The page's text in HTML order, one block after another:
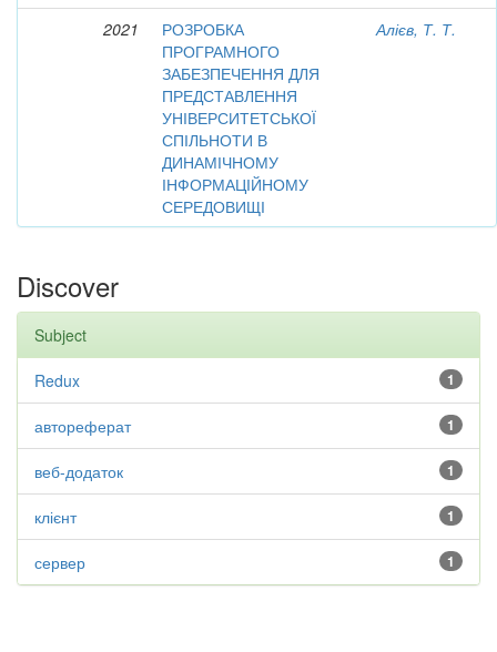
2021
РОЗРОБКА
ПРОГРАМНОГО
ЗАБЕЗПЕЧЕННЯ ДЛЯ
ПРЕДСТАВЛЕННЯ
УНІВЕРСИТЕТСЬКОЇ
СПІЛЬНОТИ В
ДИНАМІЧНОМУ
ІНФОРМАЦІЙНОМУ
СЕРЕДОВИЩІ
Алієв, Т. Т.
Discover
Subject
1
Redux
1
автореферат
1
веб-додаток
1
клієнт
1
сервер